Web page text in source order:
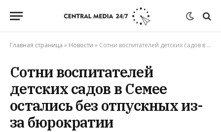
Главная страница » Новости » Сотни воспитателей детских садов в Семее остались без отпускных из-за бюрократии
Сотни воспитателей
детских садов в Семее
остались без отпускных из-
за бюрократии